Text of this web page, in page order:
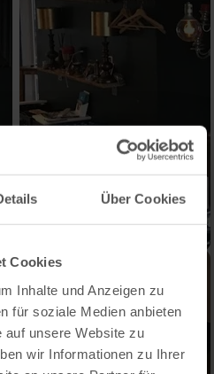
Über Cookies
Cookies
Inhalte und Anzeigen zu
für soziale Medien anbieten
auf unsere Website zu
wir Informationen zu Ihrer